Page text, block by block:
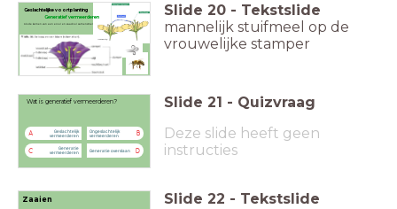
Geslachtelijke voortplanting
Als de kernen van een eicel en zaadcel samensmelten.
Generatief vermeerderen Slide 20 - Tekstslide
mannelijk stuifmeel op de
vrouwelijke stamper
Wat is generatief vermeerderen?
A
Geslachtelijk
vermeerderen
B
Ongeslachtelijk
vermeerderen
C
Generatie
vermeerderen
D
Generatie overslaan
Slide 21 - Quizvraag
Deze slide heeft geen
instructies
Zaaien Slide 22 - Tekstslide